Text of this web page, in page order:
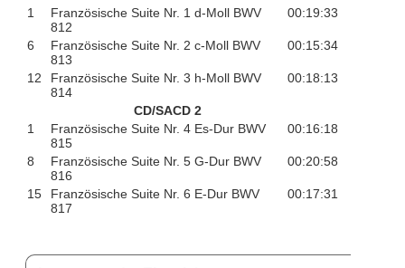
1
Französische Suite Nr. 1 d-Moll BWV
812
00:19:33
6
Französische Suite Nr. 2 c-Moll BWV
813
00:15:34
12
Französische Suite Nr. 3 h-Moll BWV
814
00:18:13
CD/SACD 2
1
Französische Suite Nr. 4 Es-Dur BWV
815
00:16:18
8
Französische Suite Nr. 5 G-Dur BWV
816
00:20:58
15
Französische Suite Nr. 6 E-Dur BWV
817
00:17:31